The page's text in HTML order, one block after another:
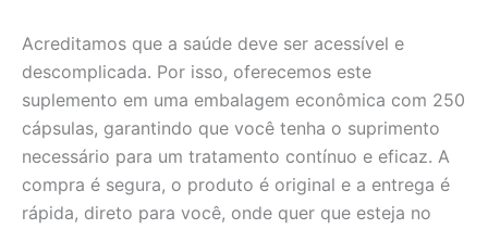
Acreditamos que a saúde deve ser acessível e
descomplicada. Por isso, oferecemos este
suplemento em uma embalagem econômica com 250
cápsulas, garantindo que você tenha o suprimento
necessário para um tratamento contínuo e eficaz. A
compra é segura, o produto é original e a entrega é
rápida, direto para você, onde quer que esteja no